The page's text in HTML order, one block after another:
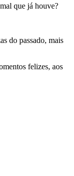
que já houve?
do passado, mais
felizes, aos